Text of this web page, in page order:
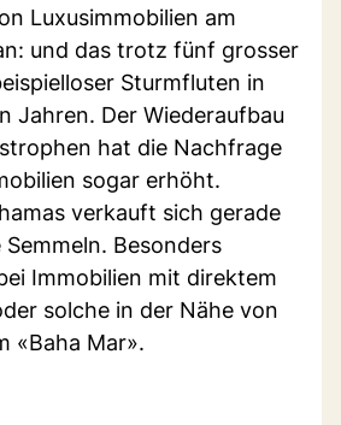
Luxusimmobilien am
und das trotz fünf grosser
Sturmfluten in
Jahren. Der Wiederaufbau
hat die Nachfrage
sogar erhöht.
verkauft sich gerade
Besonders
Immobilien mit direktem
solche in der Nähe von
«Baha Mar».